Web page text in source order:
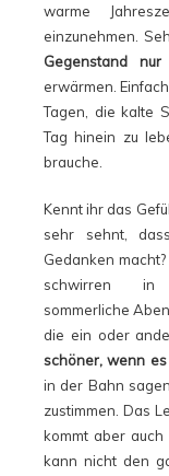
warme
einzunehmen.
Gegenstand
erwärmen.
Tagen, die kalte
Tag hinein zu
brauche.
Kennt ihr das
sehr sehnt,
Gedanken
schwirren
sommerliche
die ein oder
schöner, wenn es
in der Bahn
zustimmen. Das
kommt aber
kann nicht den